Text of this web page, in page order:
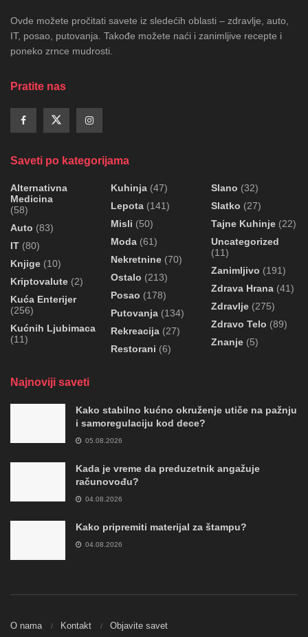
Ovde možete pročitati savete iz sledećih oblasti – zdravlje, auto,
IT, posao, putovanja. Takođe možete naći i zanimljive recepte i
poneko zrnce mudrosti.
Pratite nas
Saveti po kategorijama
Alternativna
Medicina
(58)
Auto (83)
IT (80)
Knjige (10)
Kriptovalute (2)
Kuća Enterijer
(256)
Kućnih Ljubimaca
(11)
Kuhinja (47)
Lepota (141)
Misli (50)
Moda (61)
Nekretnine (70)
Ostalo (213)
Posao (178)
Putovanja (134)
Rekreacija (27)
Restorani (6)
Slano (32)
Slatko (27)
Tajne Kuhinje (22)
Uncategorized
(11)
Zanimljivo (191)
Zdrava Hrana (41)
Zdravlje (275)
Zdravo Telo (89)
Znanje (5)
Najnoviji saveti
Kako stabilno kućno okruženje utiče na pažnju
i samoregulaciju kod dece?
05.08.2026
Kada je vreme da preduzetnik angažuje
računovođu?
04.08.2026
Kako pripremiti materijal za štampu?
04.08.2026
O nama Kontakt Objavite savet